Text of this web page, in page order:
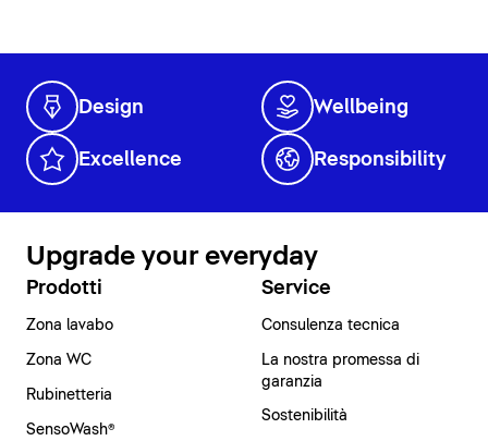
Design Wellbeing
Excellence Responsibility
Upgrade your everyday
Prodotti
Zona lavabo
Zona WC
Rubinetteria
SensoWash®
Service
Consulenza tecnica
La nostra promessa di
garanzia
Sostenibilità